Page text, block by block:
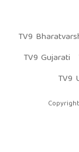
TV9
TV9 Gujarati
TV9